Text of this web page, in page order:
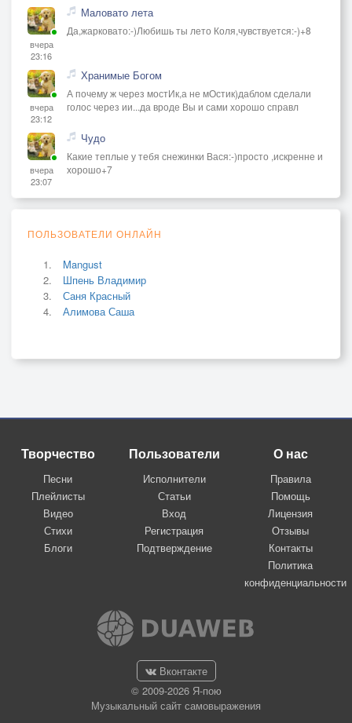
вчера
23:16
Маловато лета
Да,жарковато:-)Любишь ты лето Коля,чувствуется:-)+8
вчера
23:12
Хранимые Богом
А почему ж через мостИк,а не мОстик)даблом сделали
голос через ии...да вроде Вы и сами хорошо справл
вчера
23:07
Чудо
Какие теплые у тебя снежинки Вася:-)просто ,искренне и
хорошо+7
ПОЛЬЗОВАТЕЛИ ОНЛАЙН
Mangust
Шпень Владимир
Саня Красный
Алимова Саша
Творчество
Песни
Плейлисты
Видео
Стихи
Блоги
Пользователи
Исполнители
Статьи
Вход
Регистрация
Подтверждение
О нас
Правила
Помощь
Лицензия
Отзывы
Контакты
Политика
конфиденциальности
Вконтакте
© 2009-2026 Я-пою
Музыкальный сайт самовыражения